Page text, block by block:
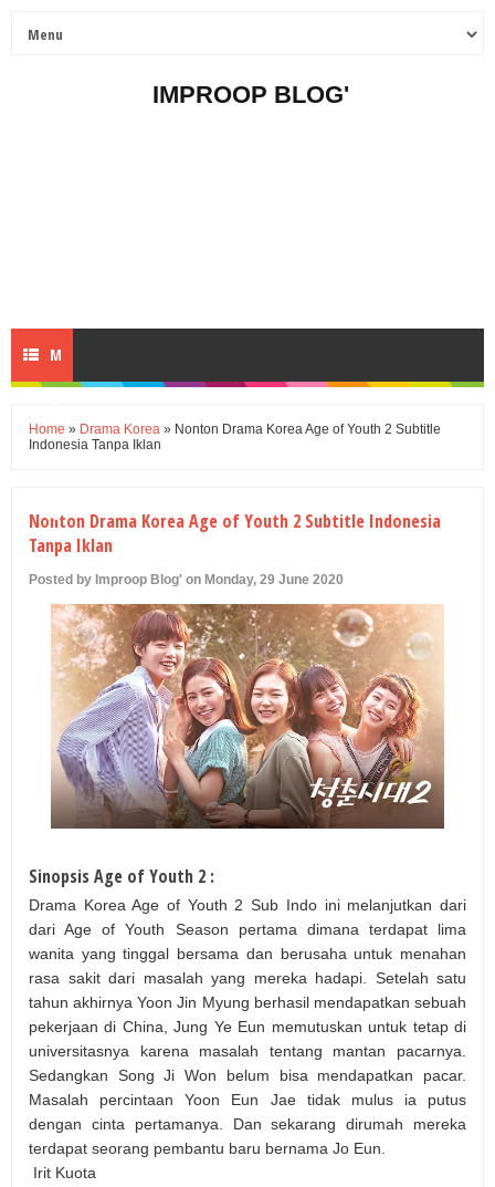
IMPROOP BLOG'
M
U
Home » Drama Korea » Nonton Drama Korea Age of Youth 2 Subtitle
Indonesia Tanpa Iklan
Nonton Drama Korea Age of Youth 2 Subtitle Indonesia
Tanpa Iklan
Posted by Improop Blog' on Monday, 29 June 2020
Sinopsis Age of Youth 2 :
Drama Korea Age of Youth 2 Sub Indo ini melanjutkan dari
dari Age of Youth Season pertama dimana terdapat lima
wanita yang tinggal bersama dan berusaha untuk menahan
rasa sakit dari masalah yang mereka hadapi. Setelah satu
tahun akhirnya Yoon Jin Myung berhasil mendapatkan sebuah
pekerjaan di China, Jung Ye Eun memutuskan untuk tetap di
universitasnya karena masalah tentang mantan pacarnya.
Sedangkan Song Ji Won belum bisa mendapatkan pacar.
Masalah percintaan Yoon Eun Jae tidak mulus ia putus
dengan cinta pertamanya. Dan sekarang dirumah mereka
terdapat seorang pembantu baru bernama Jo Eun.
Irit Kuota